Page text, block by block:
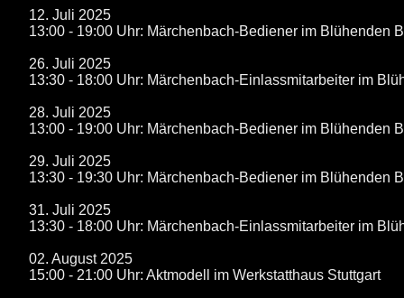
12. Juli 2025
13:00 - 19:00 Uhr: Märchenbach-Bediener im Blühenden
26. Juli 2025
13:30 - 18:00 Uhr: Märchenbach-Einlassmitarbeiter im
28. Juli 2025
13:00 - 19:00 Uhr: Märchenbach-Bediener im Blühenden
29. Juli 2025
13:30 - 19:30 Uhr: Märchenbach-Bediener im Blühenden
31. Juli 2025
13:30 - 18:00 Uhr: Märchenbach-Einlassmitarbeiter im
02. August 2025
15:00 - 21:00 Uhr: Aktmodell im Werkstatthaus Stuttgart